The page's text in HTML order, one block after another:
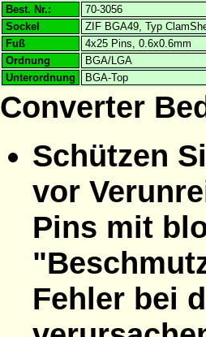
Best. Nr.:
70-3056
Sockel
ZIF BGA49, Typ
Fuß
4x25 Pins, 0.6x0.6mm
Ordnung
BGA/LGA
Unterordnung
BGA-Top
Converter
Schützen
vor
Pins mit
Fehler bei